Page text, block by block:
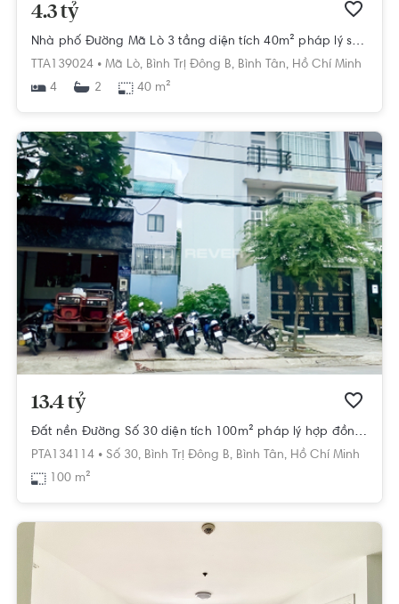
4.3 tỷ
Nhà phố Đường Mã Lò 3 tầng diện tích 40m² pháp lý sổ hồng.
TTA139024 • Mã Lò, Bình Trị Đông B, Bình Tân, Hồ Chí Minh
4
2 40 m²
13.4 tỷ
Đất nền Đường Số 30 diện tích 100m² pháp lý hợp đồng mua bán.
PTA134114 • Số 30, Bình Trị Đông B, Bình Tân, Hồ Chí Minh
100 m²